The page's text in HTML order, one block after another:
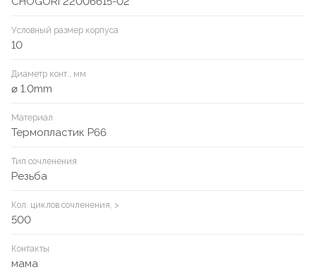
Условный размер корпуса
10
Диаметр конт., мм
⌀ 1.0mm
Материал
Термопластик P66
Тип сочленения
Резьба
Кол. циклов сочленения, >
500
Контакты
мама